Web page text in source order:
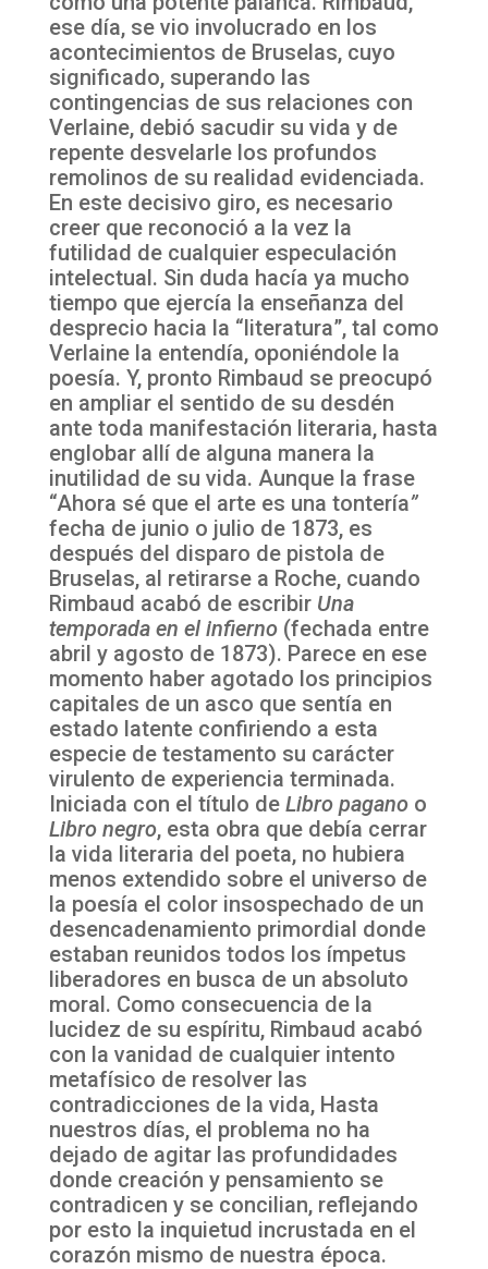
ese día, se vio involucrado en los
acontecimientos de Bruselas, cuyo
significado, superando las
contingencias de sus relaciones con
Verlaine, debió sacudir su vida y de
repente desvelarle los profundos
remolinos de su realidad evidenciada.
En este decisivo giro, es necesario
creer que reconoció a la vez la
futilidad de cualquier especulación
intelectual. Sin duda hacía ya mucho
tiempo que ejercía la enseñanza del
desprecio hacia la “literatura”, tal como
Verlaine la entendía, oponiéndole la
poesía. Y, pronto Rimbaud se preocupó
en ampliar el sentido de su desdén
ante toda manifestación literaria, hasta
englobar allí de alguna manera la
inutilidad de su vida. Aunque la frase
“Ahora sé que el arte es una tontería”
fecha de junio o julio de 1873, es
después del disparo de pistola de
Bruselas, al retirarse a Roche, cuando
Rimbaud acabó de escribir Una
temporada en el infierno (fechada entre
abril y agosto de 1873). Parece en ese
momento haber agotado los principios
capitales de un asco que sentía en
estado latente confiriendo a esta
especie de testamento su carácter
virulento de experiencia terminada.
Iniciada con el título deLibro paganoo
Libro negro, esta obra que debía cerrar
la vida literaria del poeta, no hubiera
menos extendido sobre el universo de
la poesía el color insospechado de un
desencadenamiento primordial donde
estaban reunidos todos los ímpetus
liberadores en busca de un absoluto
moral. Como consecuencia de la
lucidez de su espíritu, Rimbaud acabó
con la vanidad de cualquier intento
metafísico de resolver las
contradicciones de la vida, Hasta
nuestros días, el problema no ha
dejado de agitar las profundidades
donde creación y pensamiento se
contradicen y se concilian, reflejando
por esto la inquietud incrustada en el
corazón mismo de nuestra época.